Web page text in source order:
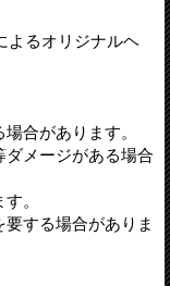
よるオリジナルヘ
合があります。
メージがある場合
。
する場合がありま